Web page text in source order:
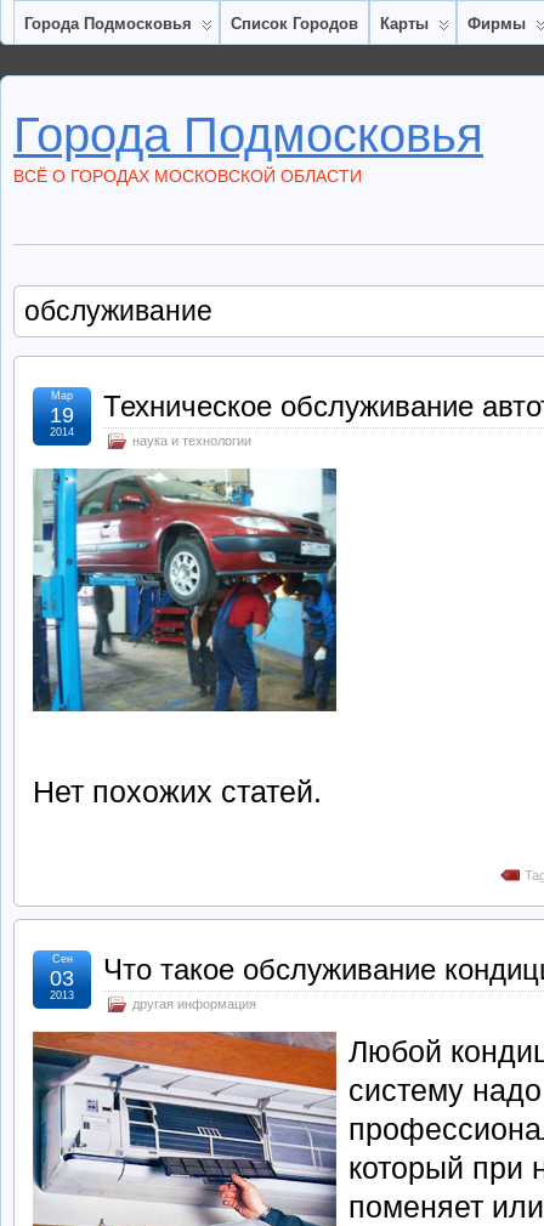
Города Подмосковья Список Городов Карты Фирмы
Города Подмосковья
ВСЁ О ГОРОДАХ МОСКОВСКОЙ ОБЛАСТИ
обслуживание
Техническое обслуживание
наука и технологии
Мар
19
2014
Нет похожих статей.
Что такое обслуживание
другая информация
Сен
03
2013
Любой
систему
который при
поменяет